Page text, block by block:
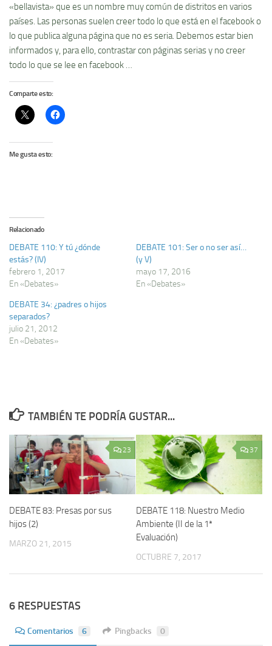
«bellavista» que es un nombre muy común de distritos en varios
paí­ses. Las personas suelen creer todo lo que está en el facebook o
lo que publica alguna página que no es seria. Debemos estar bien
informados y, para ello, contrastar con páginas serias y no creer
todo lo que se lee en facebook …
Comparte esto:
Me gusta esto:
Relacionado
DEBATE 110: Y tú ¿dónde
estás? (IV)
febrero 1, 2017
En «Debates»
DEBATE 101: Ser o no ser así­…
(y V)
mayo 17, 2016
En «Debates»
DEBATE 34: ¿padres o hijos
separados?
julio 21, 2012
En «Debates»
TAMBIÉN TE PODRÍA GUSTAR...
23
DEBATE 83: Presas por sus
hijos (2)
MARZO 21, 2015
37
DEBATE 118: Nuestro Medio
Ambiente (II de la 1ª
Evaluación)
OCTUBRE 7, 2017
6 RESPUESTAS
Comentarios 6 Pingbacks 0